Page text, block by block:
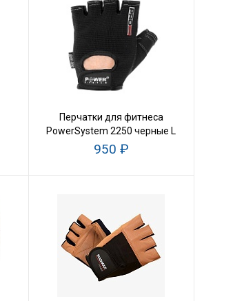
Перчатки для фитнеса
PowerSystem 2250 черные L
950 ₽